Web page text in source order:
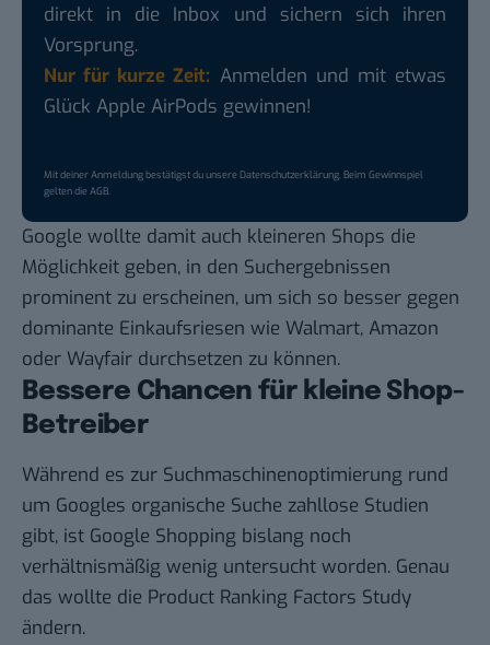
direkt in die Inbox und sichern sich ihren
Vorsprung.
Nur für kurze Zeit: Anmelden und mit etwas
Glück Apple AirPods gewinnen!
Mit deiner Anmeldung bestätigst du unsereDatenschutzerklärung. Beim Gewinnspiel
gelten dieAGB.
Google wollte damit auch kleineren Shops die
Möglichkeit geben, in den Suchergebnissen
prominent zu erscheinen, um sich so besser gegen
dominante Einkaufsriesen wie Walmart, Amazon
oder Wayfair durchsetzen zu können.
Bessere Chancen für kleine Shop-
Betreiber
Während es zur Suchmaschinenoptimierung rund
um Googles organische Suche zahllose Studien
gibt, ist Google Shopping bislang noch
verhältnismäßig wenig untersucht worden. Genau
das wollte die Product Ranking Factors Study
ändern.